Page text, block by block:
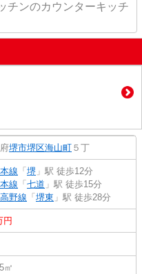
チンのカウンターキッチ
堺市堺区海山町 ５丁
線 「 堺 」駅 徒歩12分
線 「 七道 」駅 徒歩15分
野線 「 堺東 」駅 徒歩28分
円
㎡